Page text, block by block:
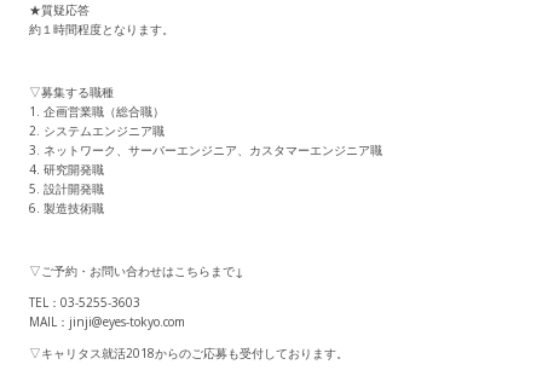
★質疑応答
約１時間程度となります。
▽募集する職種
1. 企画営業職（総合職）
2. システムエンジニア職
3. ネットワーク、サーバーエンジニア、カスタマーエンジニア職
4. 研究開発職
5. 設計開発職
6. 製造技術職
▽ご予約・お問い合わせはこちらまで↓
TEL：03-5255-3603
MAIL：jinji@eyes-tokyo.com
▽キャリタス就活2018からのご応募も受付しております。